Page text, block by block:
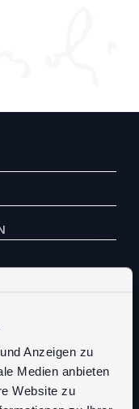
Anzeigen zu
Medien anbieten
Website zu